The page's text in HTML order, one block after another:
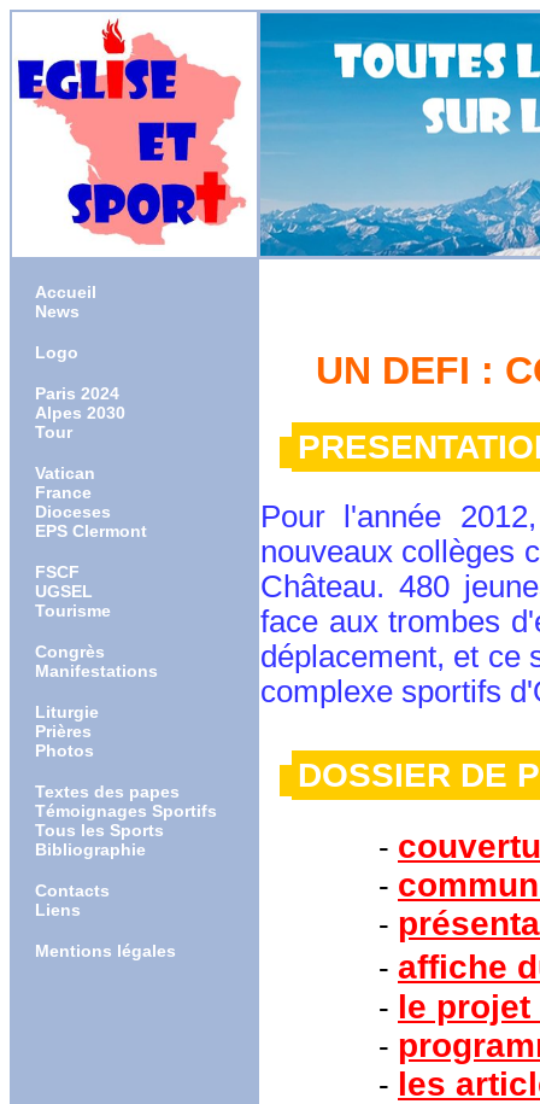
Accueil
News
Logo
Paris 2024
Alpes 2030
Tour
Vatican
France
Dioceses
EPS Clermont
FSCF
UGSEL
Tourisme
Congrès
Manifestations
Liturgie
Prières
Photos
Textes des papes
Témoignages Sportifs
Tous les Sports
Bibliographie
Contacts
Liens
Mentions légales
UN DEFI :
Pour l'année
nouveaux collèges
Château. 480
face aux trombes
déplacement, et ce
complexe sportifs
DOSSIER
-
-
-
- affiche
- le projet
-
- les